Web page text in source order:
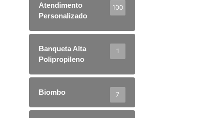
Atendimento
Personalizado
100
Banqueta Alta
Polipropileno
1
Biombo 7